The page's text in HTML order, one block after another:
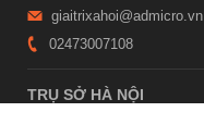
giaitrixahoi@admicro.vn
02473007108
TRỤ SỞ HÀ NỘI